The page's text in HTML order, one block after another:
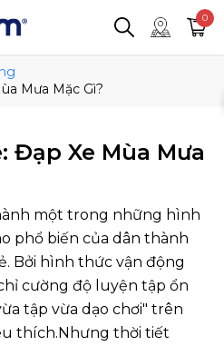
0
Mưa Mặc Gì?
Đạp Xe Mùa Mưa
một trong những hình
phổ biến của dân thành
Bởi hình thức vận động
cường độ luyện tập ổn
tập vừa dạo chơi" trên
thích.Nhưng thời tiết